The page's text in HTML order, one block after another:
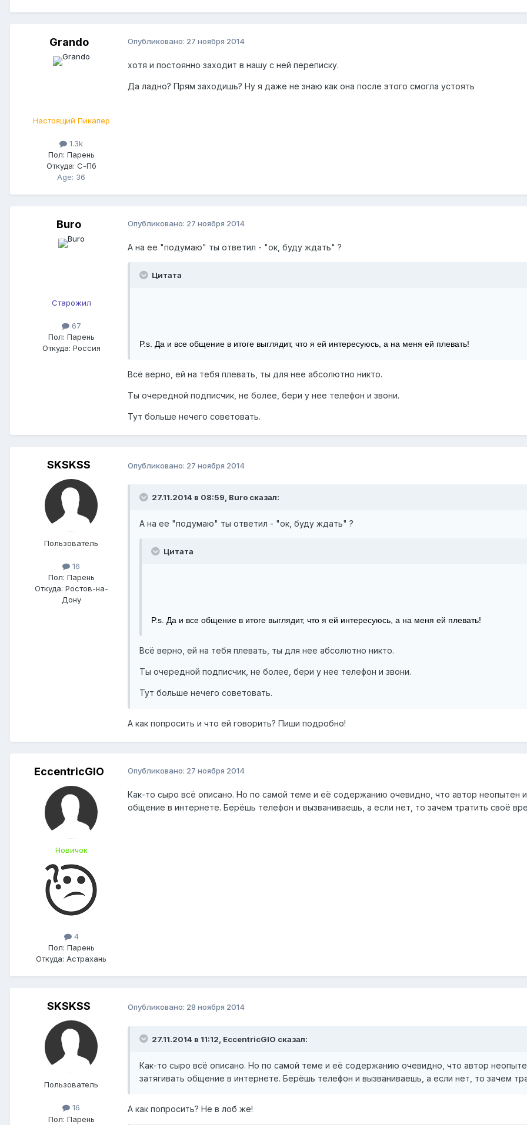
Grando
Настоящий Пикапер
1.3k
Пол: Парень
Откуда: С-Пб
Age: 36
Опубликовано: 27 ноября 2014
хотя и постоянно заходит в нашу с ней переписку.
Да ладно? Прям заходишь? Ну я даже не знаю как она после этого смогла устоять
Buro
Старожил
67
Пол: Парень
Откуда: Россия
Опубликовано: 27 ноября 2014
А на ее "подумаю" ты ответил - "ок, буду ждать" ?
Цитата
P.s. Да и все общение в итоге выглядит, что я ей интересуюсь, а на меня ей плевать!
Всё верно, ей на тебя плевать, ты для нее абсолютно никто.
Ты очередной подписчик, не более, бери у нее телефон и звони.
Тут больше нечего советовать.
SKSKSS
Пользователь
16
Пол: Парень
Откуда: Ростов-на-
Дону
Опубликовано: 27 ноября 2014
27.11.2014 в 08:59, Buro сказал:
А на ее "подумаю" ты ответил - "ок, буду ждать" ?
Цитата
P.s. Да и все общение в итоге выглядит, что я ей интересуюсь, а на меня ей плевать!
Всё верно, ей на тебя плевать, ты для нее абсолютно никто.
Ты очередной подписчик, не более, бери у нее телефон и звони.
Тут больше нечего советовать.
А как попросить и что ей говорить? Пиши подробно!
EccentricGIO
Новичок
4
Пол: Парень
Откуда: Астрахань
Опубликовано: 27 ноября 2014
Как-то сыро всё описано. Но по самой теме и её содержанию очевидно, что автор неопытен
общение в интернете. Берёшь телефон и вызваниваешь, а если нет, то зачем тратить своё
SKSKSS
Пользователь
16
Пол: Парень
Опубликовано: 28 ноября 2014
27.11.2014 в 11:12, EccentricGIO сказал:
Как-то сыро всё описано. Но по самой теме и её содержанию очевидно, что автор
затягивать общение в интернете. Берёшь телефон и вызваниваешь, а если нет, то зачем
А как попросить? Не в лоб же!